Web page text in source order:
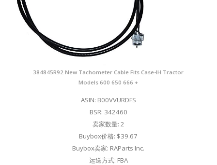
384845R92 New Tachometer Cable Fits Case-IH Tractor
Models 600 650 666 +
ASIN: B00VVURDFS
BSR: 342460
卖家数量: 2
Buybox价格: $39.67
Buybox卖家: RAParts Inc.
运送方式: FBA